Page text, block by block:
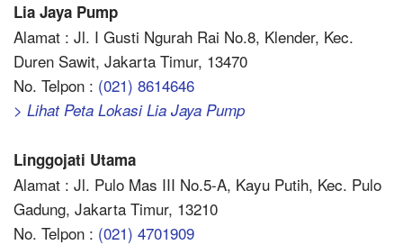
Lia Jaya Pump
Alamat : Jl. I Gusti Ngurah Rai No.8, Klender, Kec.
Duren Sawit, Jakarta Timur, 13470
No. Telpon : (021) 8614646
> Lihat Peta Lokasi Lia Jaya Pump
Linggojati Utama
Alamat : Jl. Pulo Mas III No.5-A, Kayu Putih, Kec. Pulo
Gadung, Jakarta Timur, 13210
No. Telpon : (021) 4701909